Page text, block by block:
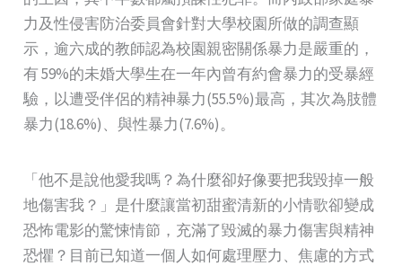
力及性侵害防治委員會針對大學校園所做的調查顯
示，逾六成的教師認為校園親密關係暴力是嚴重的，
有 59%的未婚大學生在一年內曾有約會暴力的受暴經
驗，以遭受伴侶的精神暴力(55.5%)最高，其次為肢體
暴力(18.6%)、與性暴力(7.6%)。
「他不是說他愛我嗎？為什麼卻好像要把我毀掉一般
地傷害我？」是什麼讓當初甜蜜清新的小情歌卻變成
恐怖電影的驚悚情節，充滿了毀滅的暴力傷害與精神
恐懼？目前已知道一個人如何處理壓力、焦慮的方式